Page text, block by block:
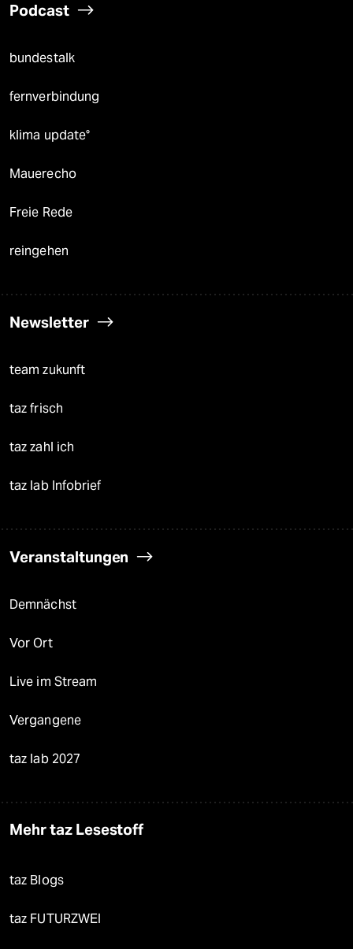
Podcast
bundestalk
fernverbindung
klima update°
Mauerecho
Freie Rede
reingehen
Newsletter
team zukunft
taz frisch
taz zahl ich
taz lab Infobrief
Veranstaltungen
Demnächst
Vor Ort
Live im Stream
Vergangene
taz lab 2027
Mehr taz Lesestoff
taz Blogs
taz FUTURZWEI